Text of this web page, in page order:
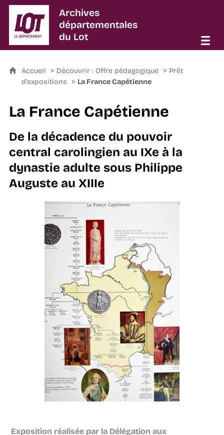
Archives
départementales
du Lot
Accueil Découvrir : Offre pédagogique
Prêt
d'expositions
La France Capétienne
La France Capétienne
De la décadence du pouvoir
central carolingien au IXe à la
dynastie adulte sous Philippe
Auguste au XIIIe
Exposition réalisée par la Délégation aux